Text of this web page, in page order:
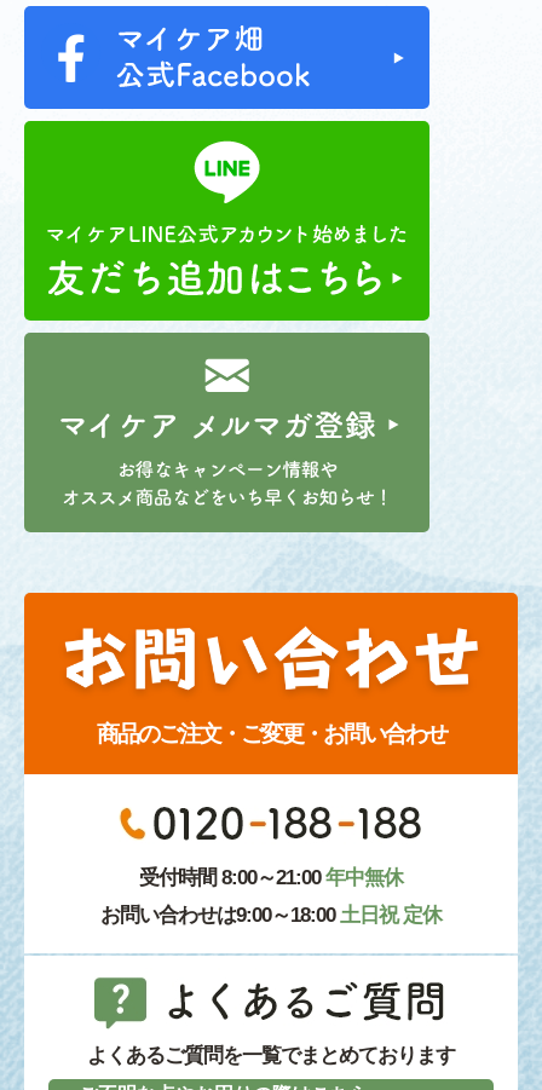
商品のご注文・ご変更・お問い合わせ
受付時間 8:00～21:00年中無休
お問い合わせは9:00～18:00 土日祝 定休
よくあるご質問を一覧でまとめております